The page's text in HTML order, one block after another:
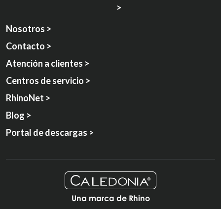
>
Nosotros >
Contacto >
Atención a clientes >
Centros de servicio >
RhinoNet >
Blog >
Portal de descargas >
Una marca de Rhino